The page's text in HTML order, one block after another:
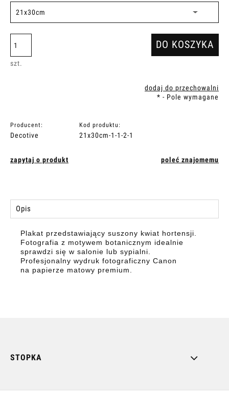
szt.
DO KOSZYKA
dodaj do przechowalni
* - Pole wymagane
Producent:
Decotive
Kod produktu:
21x30cm-1-1-2-1
zapytaj o produkt poleć znajomemu
Opis
Plakat przedstawiający suszony kwiat hortensji.
Fotografia z motywem botanicznym idealnie
sprawdzi się w salonie lub sypialni.
Profesjonalny wydruk fotograficzny Canon
na papierze matowy premium.
STOPKA